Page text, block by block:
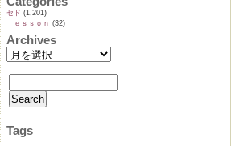
セド (1,201)
ｌｅｓｓｏｎ (32)
Archives
Tags